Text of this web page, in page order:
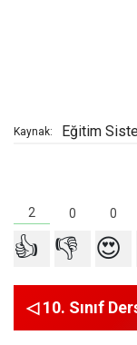
Kaynak: Eğitim
2 0 0
👍 👎 😍
◁ 10. Sınıf